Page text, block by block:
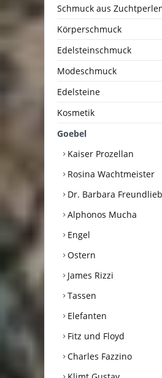
Schmuck aus
Körperschmuck
Edelsteinschmuck
Modeschmuck
Edelsteine
Kosmetik
Goebel
Kaiser Prozellan
Rosina Wachtmeister
Dr. Barbara Freundlieb
Alphonos Mucha
Engel
Ostern
James Rizzi
Tassen
Elefanten
Fitz und Floyd
Charles Fazzino